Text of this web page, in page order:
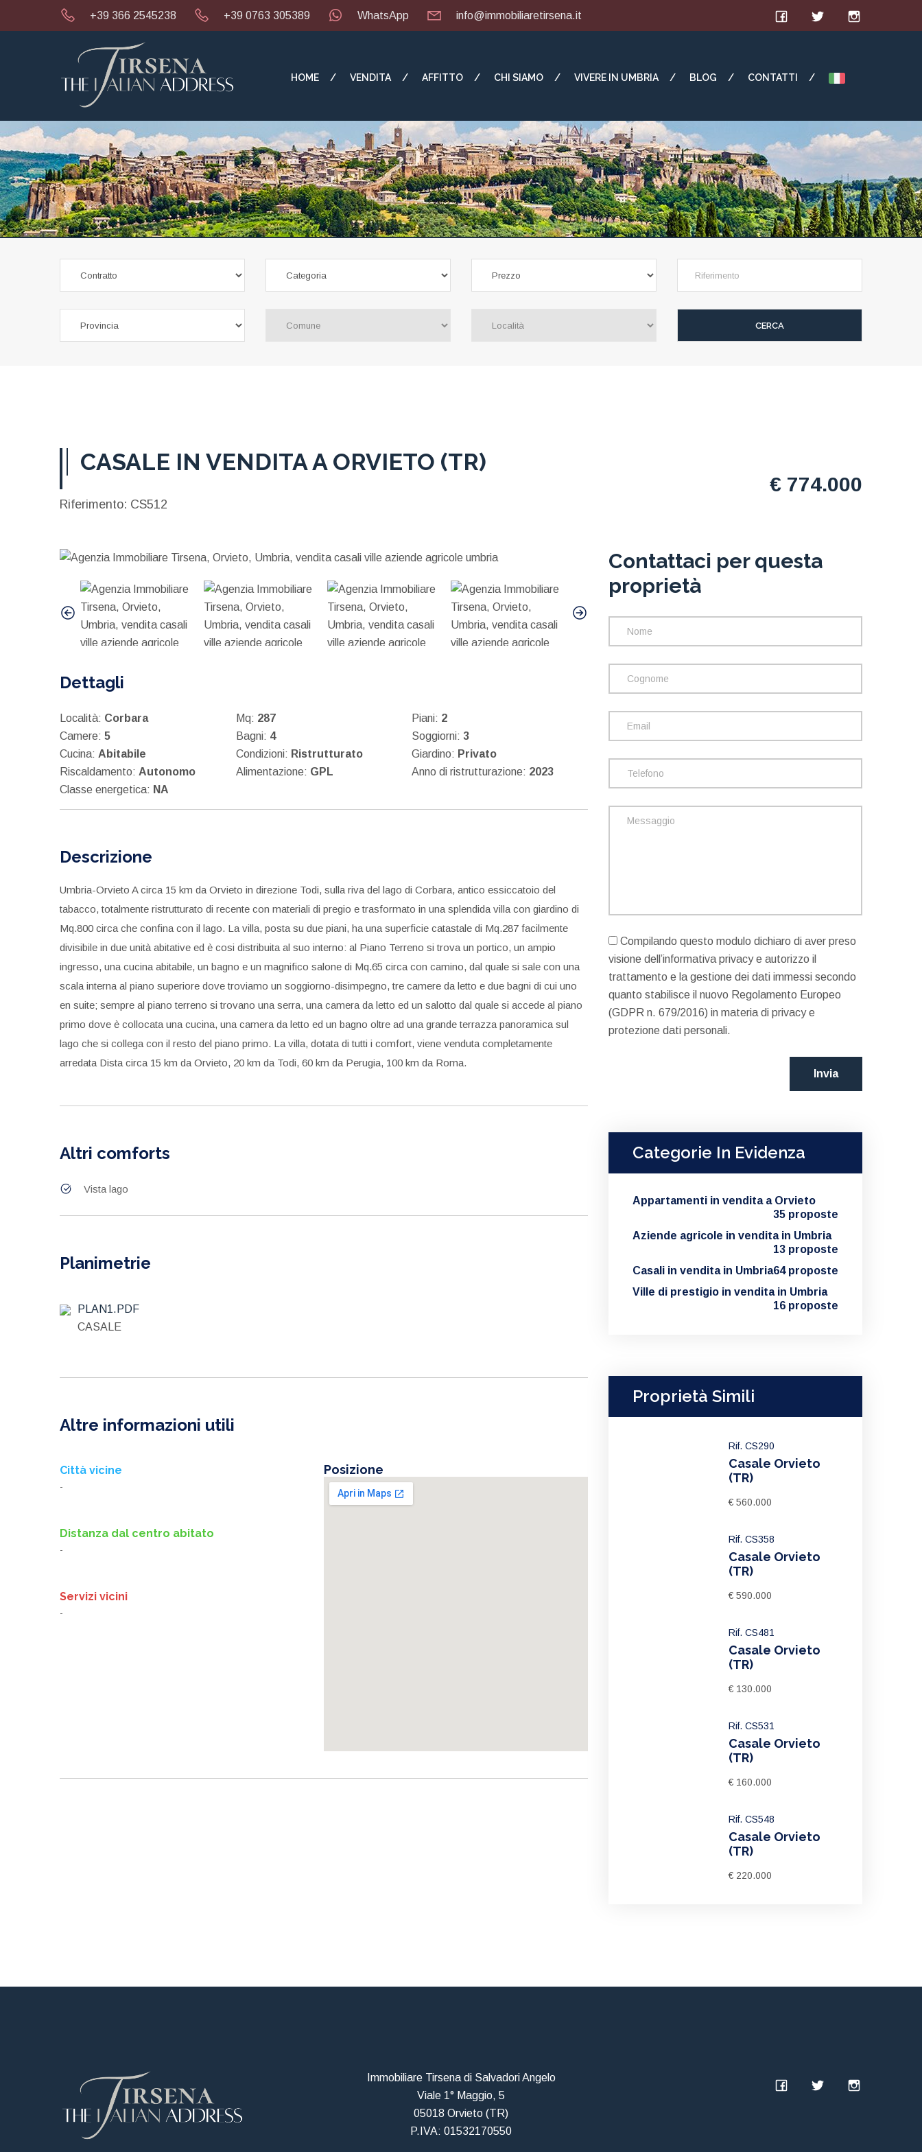
+39 366 2545238 +39 0763 305389 WhatsApp info@immobiliaretirsena.it
HOME VENDITA AFFITTO CHI SIAMO VIVERE IN UMBRIA BLOG CONTATTI
CASALE IN VENDITA A ORVIETO (TR)
Riferimento: CS512
€ 774.000
Dettagli
Località: Corbara Mq: 287 Piani: 2
Camere: 5 Bagni: 4 Soggiorni: 3
Cucina: Abitabile Condizioni: Ristrutturato Giardino: Privato
Riscaldamento: Autonomo Alimentazione: GPL Anno di ristrutturazione: 2023
Classe energetica: NA
Descrizione
Umbria-Orvieto A circa 15 km da Orvieto in direzione Todi, sulla riva del lago di Corbara, antico essiccatoio del
tabacco, totalmente ristrutturato di recente con materiali di pregio e trasformato in una splendida villa con giardino di
Mq.800 circa che confina con il lago. La villa, posta su due piani, ha una superficie catastale di Mq.287 facilmente
divisibile in due unità abitative ed è cosi distribuita al suo interno: al Piano Terreno si trova un portico, un ampio
ingresso, una cucina abitabile, un bagno e un magnifico salone di Mq.65 circa con camino, dal quale si sale con una
scala interna al piano superiore dove troviamo un soggiorno-disimpegno, tre camere da letto e due bagni di cui uno
en suite; sempre al piano terreno si trovano una serra, una camera da letto ed un salotto dal quale si accede al piano
primo dove è collocata una cucina, una camera da letto ed un bagno oltre ad una grande terrazza panoramica sul
lago che si collega con il resto del piano primo. La villa, dotata di tutti i comfort, viene venduta completamente
arredata Dista circa 15 km da Orvieto, 20 km da Todi, 60 km da Perugia, 100 km da Roma.
Altri comforts
Vista lago
Planimetrie
PLAN1.PDF
CASALE
Altre informazioni utili
Città vicine
-
Distanza dal centro abitato
-
Servizi vicini
-
Posizione
Contattaci per questa
proprietà
Compilando questo modulo dichiaro di aver preso
visione dell’informativa privacy e autorizzo il
trattamento e la gestione dei dati immessi secondo
quanto stabilisce il nuovo Regolamento Europeo
(GDPR n. 679/2016) in materia di privacy e
protezione dati personali.
Categorie In Evidenza
Appartamenti in vendita a Orvieto
35 proposte
Aziende agricole in vendita in Umbria
13 proposte
Casali in vendita in Umbria64 proposte
Ville di prestigio in vendita in Umbria
16 proposte
Proprietà Simili
Rif. CS290
Casale Orvieto
(TR)
€ 560.000
Rif. CS358
Casale Orvieto
(TR)
€ 590.000
Rif. CS481
Casale Orvieto
(TR)
€ 130.000
Rif. CS531
Casale Orvieto
(TR)
€ 160.000
Rif. CS548
Casale Orvieto
(TR)
€ 220.000
Immobiliare Tirsena di Salvadori Angelo
Viale 1° Maggio, 5
05018 Orvieto (TR)
P.IVA: 01532170550